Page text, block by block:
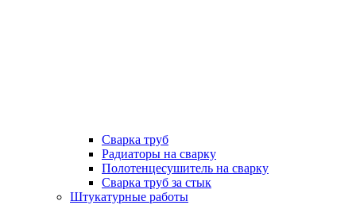
Сварка труб
Радиаторы на сварку
Полотенцесушитель на сварку
Сварка труб за стык
Штукатурные работы